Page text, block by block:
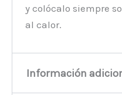
y colócalo siempre
al calor.
Información